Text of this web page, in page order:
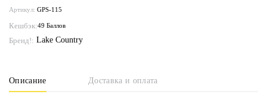
Артикул: GPS-115
Кешбэк:49 Баллов
Бренд!: Lake Country
Описание Доставка и оплата